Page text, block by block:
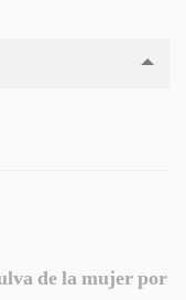
de la mujer por